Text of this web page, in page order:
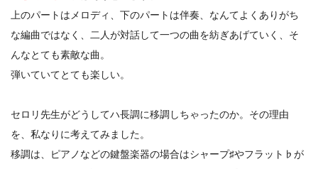
上のパートはメロディ、下のパートは伴奏、なんてよくありがち
な編曲ではなく、二人が対話して一つの曲を紡ぎあげていく、そ
んなとても素敵な曲。
弾いていてとても楽しい。
セロリ先生がどうしてハ長調に移調しちゃったのか。その理由
を、私なりに考えてみました。
移調は、ピアノなどの鍵盤楽器の場合はシャープ♯やフラット♭が